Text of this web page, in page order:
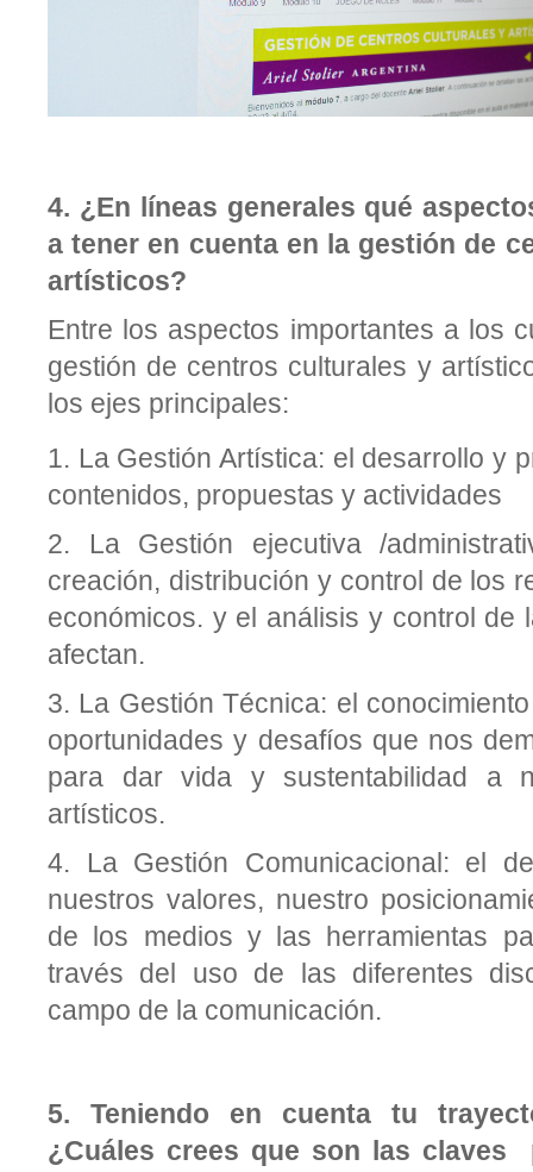
4. ¿En líneas generales qué
a tener en cuenta en la gestión de
artísticos?
Entre los aspectos importantes a los
gestión de centros culturales y
los ejes principales:
1. La Gestión Artística: el desarrollo y
contenidos, propuestas y actividades
2.
La Gestión ejecutiva /
creación, distribución y control de los
económicos. y el análisis y control de
afectan.
3. La Gestión Técnica: el
oportunidades y desafíos que nos
para dar vida y sustentabilidad a
artísticos.
4.
La Gestión Comunicacional: el
nuestros valores, nuestro
de los medios y las herramientas
través del uso de las diferentes
campo de la comunicación.
5.
Teniendo en cuenta tu
¿Cuáles crees que son las claves